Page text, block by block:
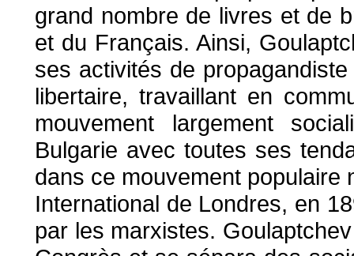
grand nombre de livres et de
et du Français. Ainsi,
ses activités de
libertaire, travaillant en
mouvement largement
Bulgarie avec toutes ses
dans ce mouvement populaire
International de Londres, en
par les marxistes.